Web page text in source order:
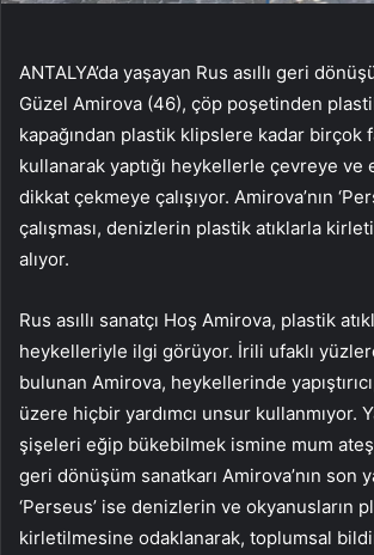
ANTALYA’da yaşayan Rus asıllı geri
Güzel Amirova (46), çöp poşetinden
kapağından plastik klipslere kadar birçok
kullanarak yaptığı heykellerle çevreye ve
dikkat çekmeye çalışıyor. Amirova’nın
çalışması, denizlerin plastik atıklarla
alıyor.
Rus asıllı sanatçı Hoş Amirova, plastik
heykelleriyle ilgi görüyor. İrili ufaklı
bulunan Amirova, heykellerinde
üzere hiçbir yardımcı unsur kullanmıyor.
şişeleri eğip bükebilmek ismine mum
geri dönüşüm sanatkarı Amirova’nın son
‘Perseus’ ise denizlerin ve okyanusların
kirletilmesine odaklanarak, toplumsal